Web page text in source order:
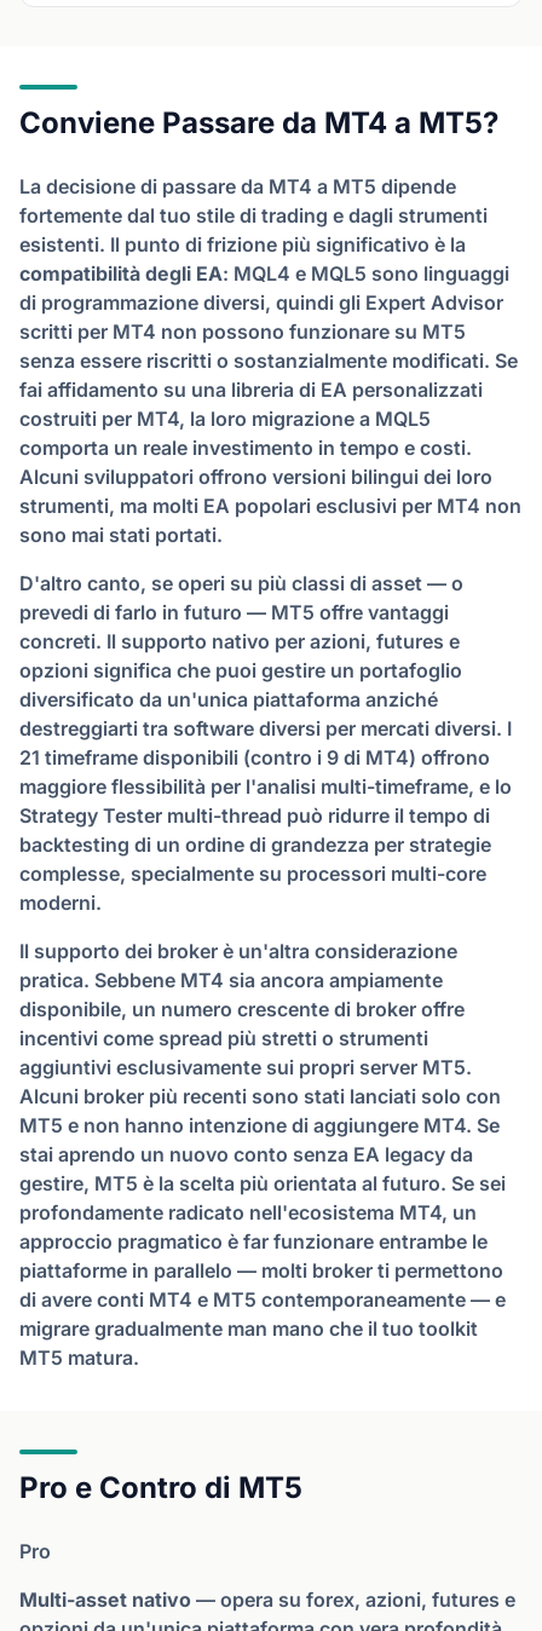
Conviene Passare da MT4 a MT5?
La decisione di passare da MT4 a MT5 dipende
fortemente dal tuo stile di trading e dagli strumenti
esistenti. Il punto di frizione più significativo è la
compatibilità degli EA: MQL4 e MQL5 sono linguaggi
di programmazione diversi, quindi gli Expert Advisor
scritti per MT4 non possono funzionare su MT5
senza essere riscritti o sostanzialmente modificati. Se
fai affidamento su una libreria di EA personalizzati
costruiti per MT4, la loro migrazione a MQL5
comporta un reale investimento in tempo e costi.
Alcuni sviluppatori offrono versioni bilingui dei loro
strumenti, ma molti EA popolari esclusivi per MT4 non
sono mai stati portati.
D'altro canto, se operi su più classi di asset — o
prevedi di farlo in futuro — MT5 offre vantaggi
concreti. Il supporto nativo per azioni, futures e
opzioni significa che puoi gestire un portafoglio
diversificato da un'unica piattaforma anziché
destreggiarti tra software diversi per mercati diversi. I
21 timeframe disponibili (contro i 9 di MT4) offrono
maggiore flessibilità per l'analisi multi-timeframe, e lo
Strategy Tester multi-thread può ridurre il tempo di
backtesting di un ordine di grandezza per strategie
complesse, specialmente su processori multi-core
moderni.
Il supporto dei broker è un'altra considerazione
pratica. Sebbene MT4 sia ancora ampiamente
disponibile, un numero crescente di broker offre
incentivi come spread più stretti o strumenti
aggiuntivi esclusivamente sui propri server MT5.
Alcuni broker più recenti sono stati lanciati solo con
MT5 e non hanno intenzione di aggiungere MT4. Se
stai aprendo un nuovo conto senza EA legacy da
gestire, MT5 è la scelta più orientata al futuro. Se sei
profondamente radicato nell'ecosistema MT4, un
approccio pragmatico è far funzionare entrambe le
piattaforme in parallelo — molti broker ti permettono
di avere conti MT4 e MT5 contemporaneamente — e
migrare gradualmente man mano che il tuo toolkit
MT5 matura.
Pro e Contro di MT5
Pro
Multi-asset nativo — opera su forex, azioni, futures e